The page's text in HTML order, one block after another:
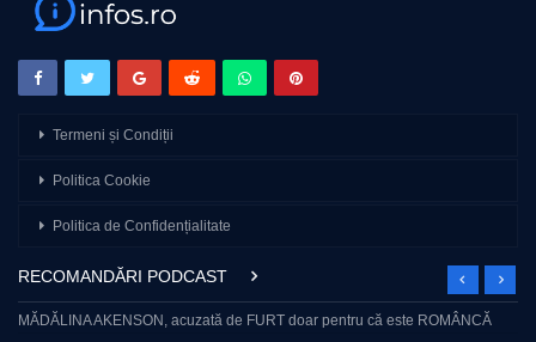
Termeni și Condiții
Politica Cookie
Politica de Confidențialitate
RECOMANDĂRI PODCAST
MĂDĂLINA AKENSON, acuzată de FURT doar pentru că este ROMÂNCĂ